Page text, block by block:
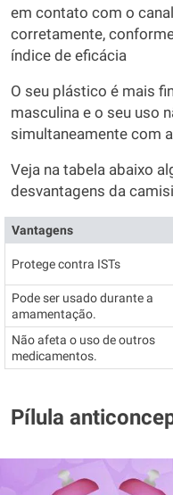
em contato com o
corretamente,
índice de eficácia
O seu plástico é mais
masculina e o seu uso
simultaneamente com
Veja na tabela abaixo
desvantagens da
Vantagens
Protege contra ISTs
Pode ser usado durante a
amamentação.
Não afeta o uso de outros
medicamentos.
Pílula